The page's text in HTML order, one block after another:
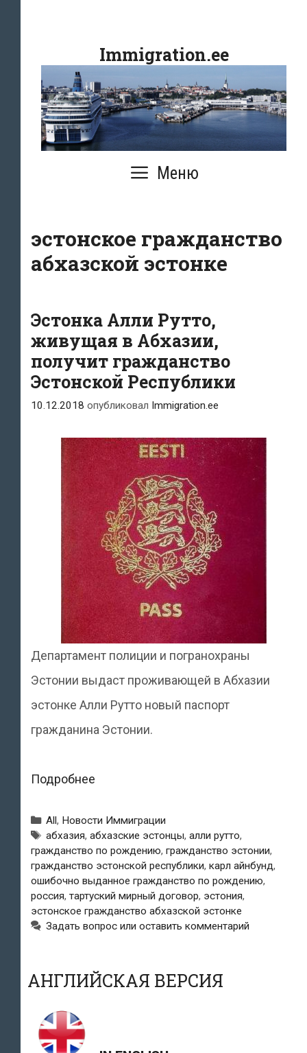
содержимомуImmigration.ee
Меню
эстонское гражданство
абхазской эстонке
Эстонка Алли Рутто,
живущая в Абхазии,
получит гражданство
Эстонской Республики
10.12.2018 опубликовал Immigration.ee
Департамент полиции и погранохраны
Эстонии выдаст проживающей в Абхазии
эстонке Алли Рутто новый паспорт
гражданина Эстонии.
Подробнее
Рутто,
живущая
в
Абхазии,
получит
Эстонской
Рубрики
All, Новости Иммиграции
Метки
абхазия,абхазские эстонцы,алли рутто,
гражданство по рождению, гражданство эстонии,
гражданство эстонской республики, карл айнбунд,
ошибочно выданное гражданство по рождению,
россия, тартуский мирный договор, эстония,
эстонское гражданство абхазской эстонке
Задать вопрос или оставить комментарий
АНГЛИЙСКАЯ ВЕРСИЯ